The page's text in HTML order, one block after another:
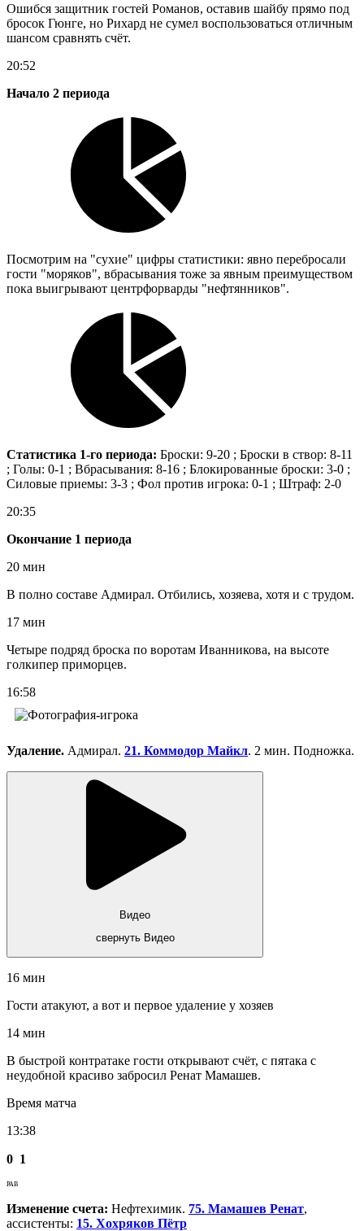
Ошибся защитник гостей Романов, оставив шайбу прямо под
бросок Гюнге, но Рихард не сумел воспользоваться отличным
шансом сравнять счёт.
20:52
Начало 2 периода
Посмотрим на "сухие" цифры статистики: явно перебросали
гости "моряков", вбрасывания тоже за явным преимуществом
пока выигрывают центрфорварды "нефтянников".
Статистика 1-го периода: Броски: 9-20 ; Броски в створ: 8-11
; Голы: 0-1 ; Вбрасывания: 8-16 ; Блокированные броски: 3-0 ;
Силовые приемы: 3-3 ; Фол против игрока: 0-1 ; Штраф: 2-0
20:35
Окончание 1 периода
20 мин
В полно составе Адмирал. Отбились, хозяева, хотя и с трудом.
17 мин
Четыре подряд броска по воротам Иванникова, на высоте
голкипер приморцев.
16:58
Удаление. Адмирал. 21. Коммодор Майкл. 2 мин. Подножка.
Видео
свернуть Видео
16 мин
Гости атакуют, а вот и первое удаление у хозяев
14 мин
В быстрой контратаке гости открывают счёт, с пятака с
неудобной красиво забросил Ренат Мамашев.
Время матча
13:38
0 1
РАВ
Изменение счета: Нефтехимик. 75. Мамашев Ренат,
ассистенты: 15. Хохряков Пётр